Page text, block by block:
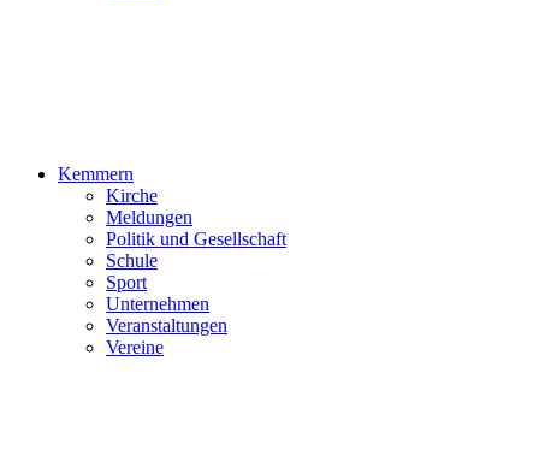
Kemmern
Kirche
Meldungen
Politik und Gesellschaft
Schule
Sport
Unternehmen
Veranstaltungen
Vereine